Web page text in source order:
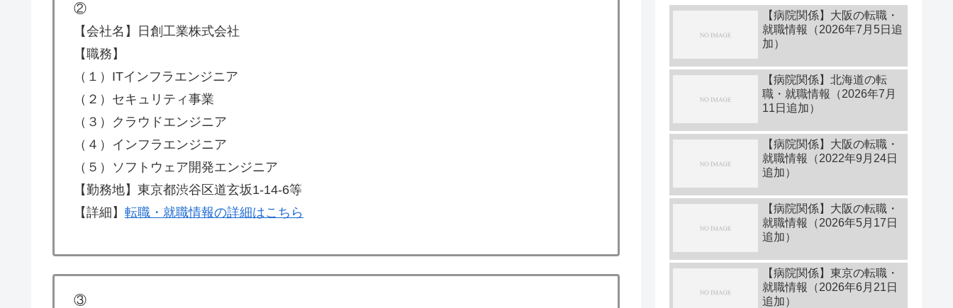
②
【会社名】日創工業株式会社
【職務】
（１）ITインフラエンジニア
（２）セキュリティ事業
（３）クラウドエンジニア
（４）インフラエンジニア
（５）ソフトウェア開発エンジニア
【勤務地】東京都渋谷区道玄坂1-14-6等
【詳細】 転職・就職情報の詳細はこちら
③
【病院関係】大阪の転職・
就職情報（2026年7月5日追
加）
【病院関係】北海道の転
職・就職情報（2026年7月
11日追加）
【病院関係】大阪の転職・
就職情報（2022年9月24日
追加）
【病院関係】大阪の転職・
就職情報（2026年5月17日
追加）
【病院関係】東京の転職・
就職情報（2026年6月21日
追加）